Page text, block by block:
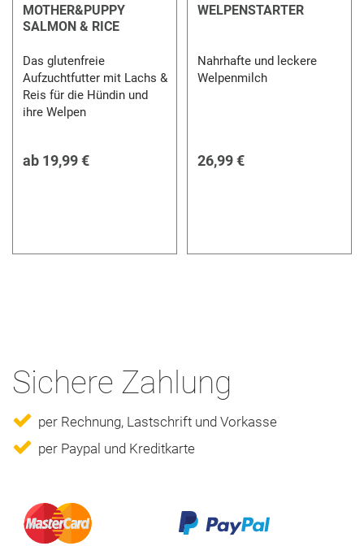
MOTHER&PUPPY
SALMON & RICE
Das glutenfreie
Aufzuchtfutter mit Lachs &
Reis für die Hündin und
ihre Welpen
ab 19,99 €
WELPENSTARTER
Nahrhafte und leckere
Welpenmilch
26,99 €
Sichere Zahlung
per Rechnung, Lastschrift und Vorkasse
per Paypal und Kreditkarte